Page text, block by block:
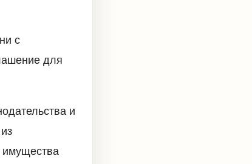
с
для
и
имущества